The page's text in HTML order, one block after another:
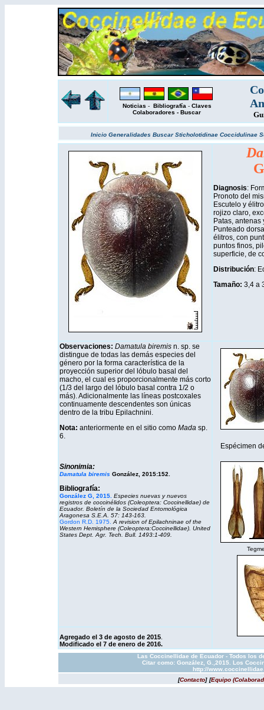
Noticias - Bibliografía - Claves
Colaboradores - Buscar
Inicio Generalidades BuscarSticholotidinae Coccidulinae
Diagnosis:
Pronoto del
Escutelo y
rojizo claro,
Patas,
Punteado
élitros, con
puntos finos,
superficie, de
Distribución:
Tamaño: 3,4 a
Observaciones: Damatula biremisn. sp. se
distingue de todas las demás especies del
género por la forma característica de la
proyección superior del lóbulo basal del
macho, el cual es proporcionalmente más corto
(1/3 del largo del lóbulo basal contra 1/2 o
más). Adicionalmente las líneas postcoxales
continuamente descendentes son únicas
dentro de la tribu Epilachnini.
Nota: anteriormente en el sitio como Mada sp.
6.
Sinonimia:
Damatula biremis González, 2015:152.
Bibliografía:
González G, 2015. Especies nuevas y nuevos
registros de coccinélidos (Coleoptera: Coccinellidae) de
Ecuador. Boletín de la Sociedad Entomológica
Aragonesa S.E.A.
57: 143-163.
Gordon R.D. 1975. A revision of Epilachninae of the
Western Hemisphere (Coleoptera:Coccinellidae). United
States Dept. Agr. Tech. Bull. 1493:1-409.
Espécimen
Agregado el 3 de agosto de 2015.
Modificado el 7 de enero de 2016.
Las Coccinellidae de Ecuador - Todos los
Citar como: González, G.,2015. Los
http://
[Contacto] [Equipo